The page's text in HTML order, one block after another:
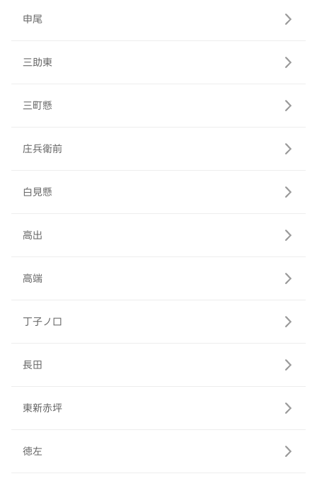
申尾
三助東
三町懸
庄兵衛前
白見懸
高出
高端
丁子ノ口
長田
東新赤坪
徳左